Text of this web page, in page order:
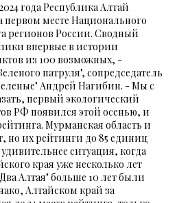
года Республика Алтай
первом месте Национального
регионов России. Сводный
впервые в истории
из 100 возможных, -
патруля", сопредседатель
Андрей Нагибин. - Мы с
первый экологический
РФ появился этой осенью, и
Мурманская область и
но их рейтинги до 85 единиц
ситуация, когда
края уже несколько лет
Алтая" больше 10 лет были
Алтайском край за